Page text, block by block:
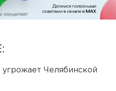
угрожает Челябинской